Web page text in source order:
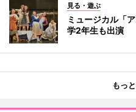
見る・遊ぶ
ミュージカル「
学2年生も出演
もっ